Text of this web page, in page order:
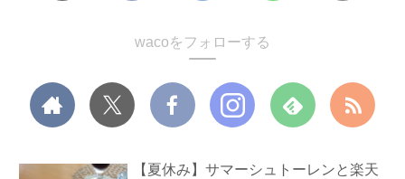
wacoをフォローする
【夏休み】サマーシュトーレンと楽天